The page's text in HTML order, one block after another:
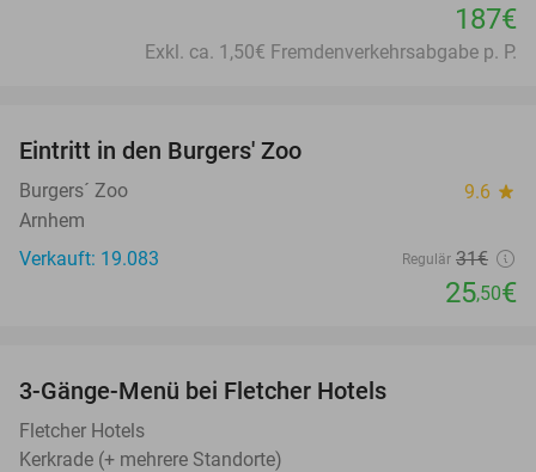
187€
Exkl. ca. 1,50€ Fremdenverkehrsabgabe p. P.
Eintritt in den Burgers' Zoo
Burgers´ Zoo 9.6 star
Arnhem
Verkauft: 19.083
Regulär 31€
25,50€
3-Gänge-Menü bei Fletcher Hotels
Fletcher Hotels
Kerkrade (+ mehrere Standorte)